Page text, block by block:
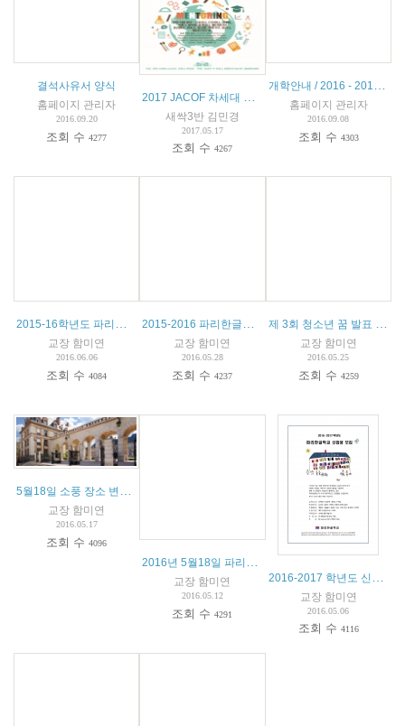
결석사유서 양식
홈페이지 관리자
2016.09.20
조회 수4277
새싹3반 김민경
2017.05.17
조회 수4267
개학안내 / 2016 - 2017 학년도
홈페이지 관리자
2016.09.08
조회 수 4303
2015-16학년도 파리한글학교 글짓기 대회 수상자 명단
교장 함미연
2016.06.06
조회 수4084
2015-2016 파리한글학교 종업식 및 특활공연 안내
교장 함미연
2016.05.28
조회 수4237
제 3회 청소년 꿈 발표 제전 참가 안내
교장 함미연
2016.05.25
조회 수 4259
5월18일 소풍 장소 변경 안내
교장 함미연
2016.05.17
조회 수4096
2016년 5월18일 파리한글학교 소풍 안내
교장 함미연
2016.05.12
조회 수4291
교장 함미연
2016.05.06
조회 수 4116